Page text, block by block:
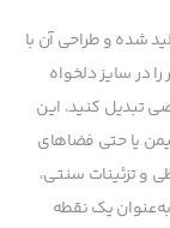
شده و طراحی آن با
در سایز دلخواه
تبدیل کنید. این
یا حتی فضاهای
و تزئینات سنتی،
یک نقطه